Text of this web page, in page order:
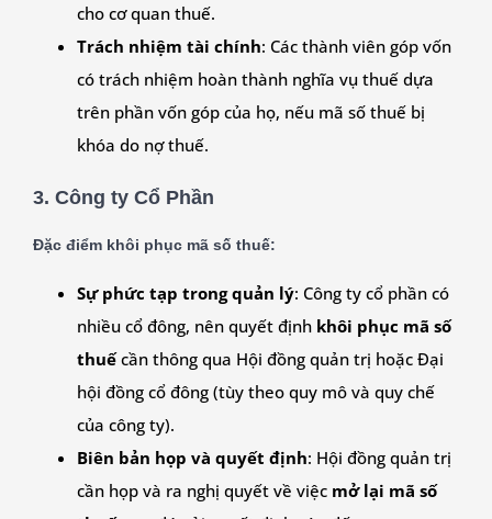
cho cơ quan thuế.
Trách nhiệm tài chính: Các thành viên góp vốn
có trách nhiệm hoàn thành nghĩa vụ thuế dựa
trên phần vốn góp của họ, nếu mã số thuế bị
khóa do nợ thuế.
3. Công ty Cổ Phần
Đặc điểm khôi phục mã số thuế:
Sự phức tạp trong quản lý: Công ty cổ phần có
nhiều cổ đông, nên quyết định khôi phục mã số
thuếcần thông qua Hội đồng quản trị hoặc Đại
hội đồng cổ đông (tùy theo quy mô và quy chế
của công ty).
Biên bản họp và quyết định: Hội đồng quản trị
cần họp và ra nghị quyết về việc mở lại mã số